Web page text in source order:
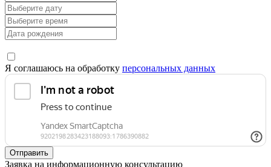
Я соглашаюсь на обработку персональных данных
Отправить
Заявка на информационную консультацию